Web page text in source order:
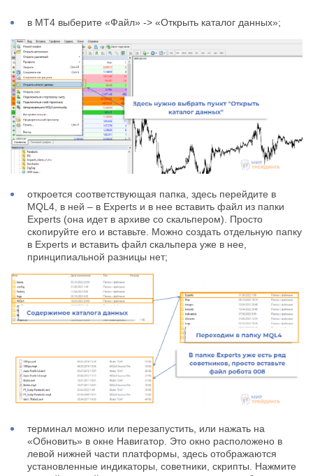
в МТ4 выберите «Файл» -> «Открыть каталог данных»;
откроется соответствующая папка, здесь перейдите в
MQL4, в ней – в Experts и в нее вставить файл из папки
Experts (она идет в архиве со скальпером). Просто
скопируйте его и вставьте. Можно создать отдельную папку
в Experts и вставить файл скальпера уже в нее,
принципиальной разницы нет;
терминал можно или перезапустить, или нажать на
«Обновить» в окне Навигатор. Это окно расположено в
левой нижней части платформы, здесь отображаются
установленные индикаторы, советники, скрипты. Нажмите